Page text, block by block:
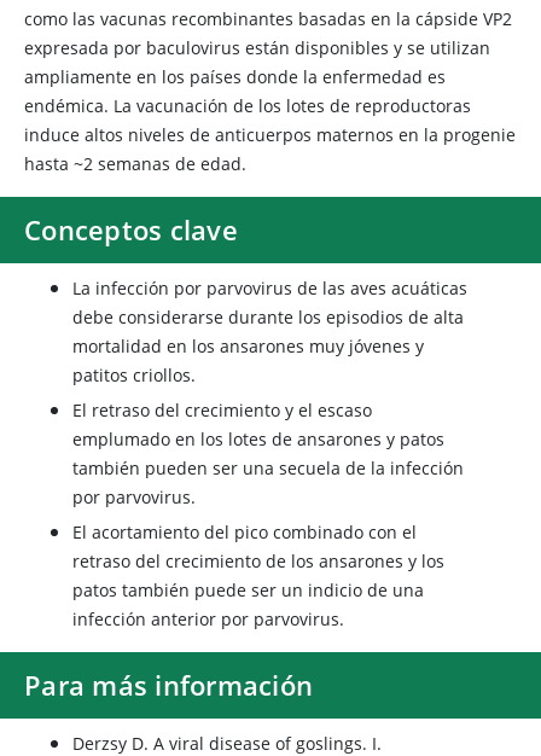
como las vacunas recombinantes basadas en la cápside VP2
expresada por baculovirus están disponibles y se utilizan
ampliamente en los países donde la enfermedad es
endémica. La vacunación de los lotes de reproductoras
induce altos niveles de anticuerpos maternos en la progenie
hasta ~2 semanas de edad.
Conceptos clave
La infección por parvovirus de las aves acuáticas
debe considerarse durante los episodios de alta
mortalidad en los ansarones muy jóvenes y
patitos criollos.
El retraso del crecimiento y el escaso
emplumado en los lotes de ansarones y patos
también pueden ser una secuela de la infección
por parvovirus.
El acortamiento del pico combinado con el
retraso del crecimiento de los ansarones y los
patos también puede ser un indicio de una
infección anterior por parvovirus.
Para más información
Derzsy D. A viral disease of goslings. I.